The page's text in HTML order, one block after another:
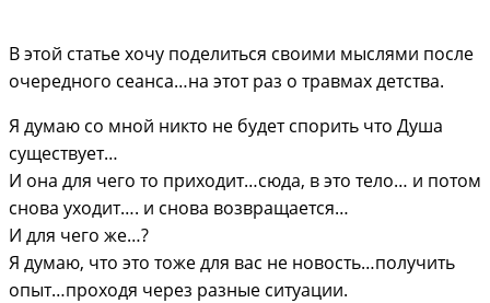
В этой статье хочу поделиться своими мыслями после
очередного сеанса…на этот раз о травмах детства.
Я думаю со мной никто не будет спорить что Душа
существует…
И она для чего то приходит…сюда, в это тело… и потом
снова уходит…. и снова возвращается…
И для чего же…?
Я думаю, что это тоже для вас не новость…получить
опыт…проходя через разные ситуации.